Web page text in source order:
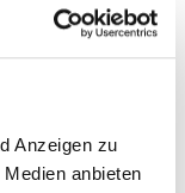
Anzeigen zu
anbieten